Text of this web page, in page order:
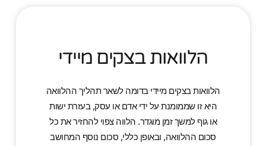
הלוואות בצקים מיידי
הלוואות בצקים מיידי בדומה לשאר תהליך ההלוואה
היא זו שממומנת על ידי אדם או עסק, בעזרת ישות
או גוף למשך זמן מוגדר. הלווה צפוי להחזיר את כל
סכום ההלוואה, ובאופן כללי, סכום נוסף המחושב